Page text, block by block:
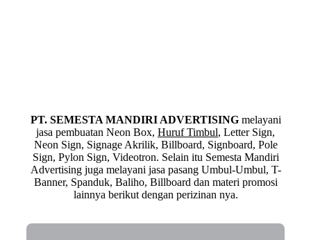
PT. SEMESTA MANDIRI ADVERTISINGmelayani
jasa pembuatan Neon Box, Huruf Timbul, Letter Sign,
Neon Sign, Signage Akrilik, Billboard, Signboard, Pole
Sign, Pylon Sign, Videotron. Selain itu Semesta Mandiri
Advertising juga melayani jasa pasang Umbul-Umbul, T-
Banner, Spanduk, Baliho, Billboard dan materi promosi
lainnya berikut dengan perizinan nya.